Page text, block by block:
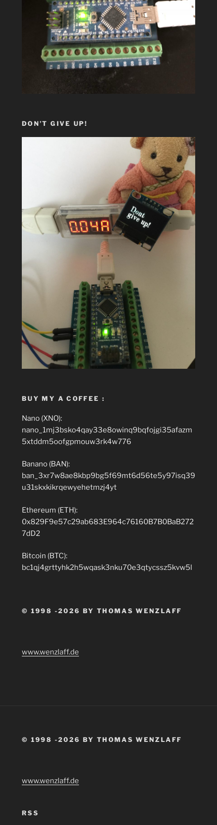
DON’T GIVE UP!
BUY MY A COFFEE :
Nano (XNO):
nano_1mj3bsko4qay33e8owinq9bqfojgi35afazm
5xtddm5oofgpmouw3rk4w776
Banano (BAN):
ban_3xr7w8ae8kbp9bg5f69mt6d56te5y97isq39
u31skxkikrqewyehetmzj4yt
Ethereum (ETH):
0x829F9e57c29ab683E964c76160B7B0BaB272
7dD2
Bitcoin (BTC):
bc1qj4grttyhk2h5wqask3nku70e3qtycssz5kvw5l
© 1998 -2026 BY THOMAS WENZLAFF
www.wenzlaff.de
© 1998 -2026 BY THOMAS WENZLAFF
www.wenzlaff.de
RSS